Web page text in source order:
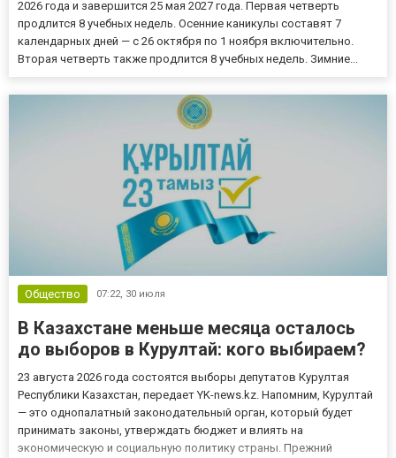
2026 года и завершится 25 мая 2027 года. Первая четверть
продлится 8 учебных недель. Осенние каникулы составят 7
календарных дней — с 26 октября по 1 ноября включительно.
Вторая четверть также продлится 8 учебных недель. Зимние...
Общество 07:22, 30 июля
В Казахстане меньше месяца осталось
до выборов в Курултай: кого выбираем?
23 августа 2026 года состоятся выборы депутатов Курултая
Республики Казахстан, передает YK-news.kz. Напомним, Курултай
— это однопалатный законодательный орган, который будет
принимать законы, утверждать бюджет и влиять на
экономическую и социальную политику страны. Прежний